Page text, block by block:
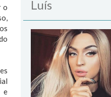
o
e
Luís